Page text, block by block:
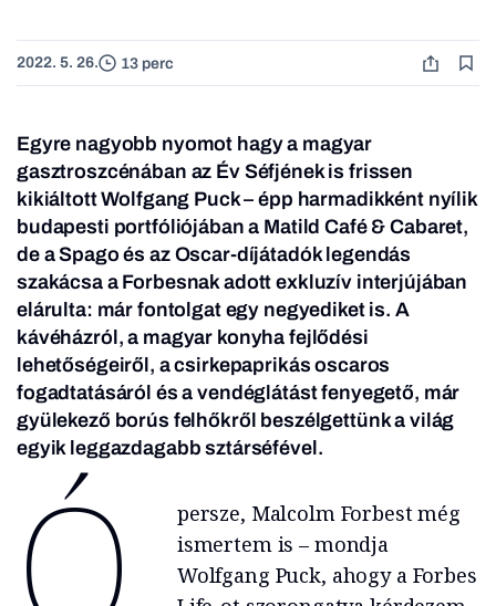
2022. 5. 26. 13 perc
Egyre nagyobb nyomot hagy a magyar
gasztroszcénában az Év Séfjének is frissen
kikiáltott Wolfgang Puck – épp harmadikként nyílik
budapesti portfóliójában a Matild Café & Cabaret,
de a Spago és az Oscar-díjátadók legendás
szakácsa a Forbesnak adott exkluzív interjújában
elárulta: már fontolgat egy negyediket is. A
kávéházról, a magyar konyha fejlődési
lehetőségeiről, a csirkepaprikás oscaros
fogadtatásáról és a vendéglátást fenyegető, már
gyülekező borús felhőkről beszélgettünk a világ
egyik leggazdagabb sztárséfével.
persze, Malcolm Forbest még
ismertem is – mondja
Wolfgang Puck, ahogy a Forbes